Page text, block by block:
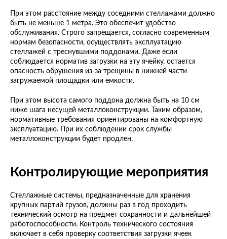
При этом расстояние между соседними стеллажами должно
быть не меньше 1 метра. Это обеспечит удобство
обслуживания. Строго запрещается, согласно современным
нормам безопасности, осуществлять эксплуатацию
стеллажей с треснувшими поддонами. Даже если
соблюдается норматив загрузки на эту ячейку, остается
опасность обрушения из-за трещины в нижней части
загружаемой площадки или емкости.
При этом высота самого поддона должна быть на 10 см
ниже шага несущей металлоконструкции. Таким образом,
нормативные требования ориентированы на комфортную
эксплуатацию. При их соблюдении срок службы
металлоконструкции будет продлен.
Контролирующие мероприятия
Стеллажные системы, предназначенные для хранения
крупных партий грузов, должны раз в год проходить
технический осмотр на предмет сохранности и дальнейшей
работоспособности. Контроль технического состояния
включает в себя проверку соответствия загрузки ячеек